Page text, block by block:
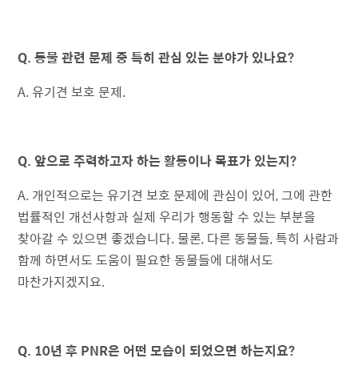
Q. 동물 관련 문제 중 특히 관심 있는 분야가 있나요?
A. 유기견 보호 문제.
Q. 앞으로 주력하고자 하는 활동이나 목표가 있는지?
A. 개인적으로는 유기견 보호 문제에 관심이 있어, 그에 관한
법률적인 개선사항과 실제 우리가 행동할 수 있는 부분을
찾아갈 수 있으면 좋겠습니다. 물론, 다른 동물들, 특히 사람과
함께 하면서도 도움이 필요한 동물들에 대해서도
마찬가지겠지요.
Q. 10년 후 PNR은 어떤 모습이 되었으면 하는지요?